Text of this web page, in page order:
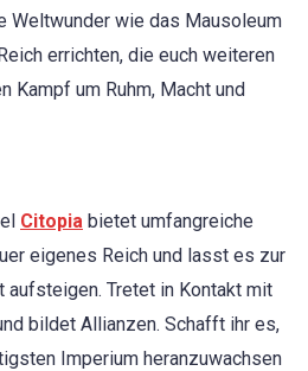
Weltwunder wie das Mausoleum
errichten, die euch weiteren
Kampf um Ruhm, Macht und
Citopia bietet umfangreiche
eigenes Reich und lasst es zur
aufsteigen. Tretet in Kontakt mit
bildet Allianzen. Schafft ihr es,
Imperium heranzuwachsen